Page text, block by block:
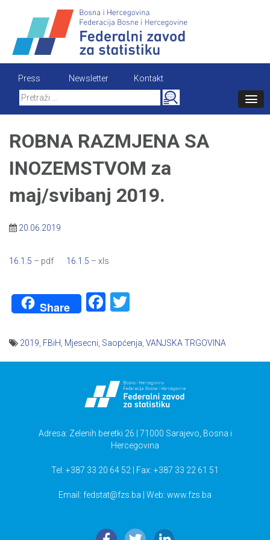
content
Press Newsletter
Kontakt
Search
for:
ROBNA RAZMJENA SA
INOZEMSTVOM za
maj/svibanj 2019.
20.06.2019
16.1.5 – pdf 16.1.5 – xls
Share Facebook
2019 FBiH Mjesecni Saopćenja VANJSKA TRGOVINA
Adresa: Zelenih beretki 26 | 71000 Sarajevo, Bosna i
Hercegovina
Tel: +387 33 20 64 52 | Fax: +387 33 22 61 51
Email: fedstat@fzs.ba | Web: www.fzs.ba